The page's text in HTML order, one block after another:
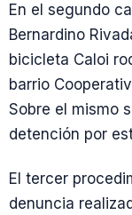
En el segundo
Bernardino
bicicleta Caloi
barrio
Sobre el mismo
detención por
El tercer
denuncia